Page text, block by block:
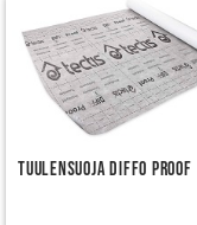
Tuulensuoja Diffo Proof